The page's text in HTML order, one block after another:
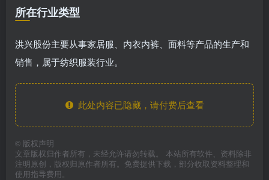
所在行业类型
洪兴股份主要从事家居服、内衣内裤、面料等产品的生产和
销售，属于纺织服装行业。
此处内容已隐藏，请付费后查看
© 版权声明
文章版权归作者所有，未经允许请勿转载。 本站所有软件、资料除非
注明原创，版权归原作者所有。免费提供下载，部分收取资料整理和
使用指导费用。